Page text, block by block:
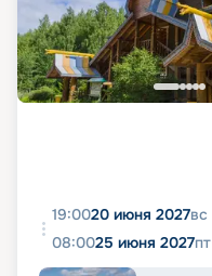
19:0020 июня 2027вс
08:0025 июня 2027пт